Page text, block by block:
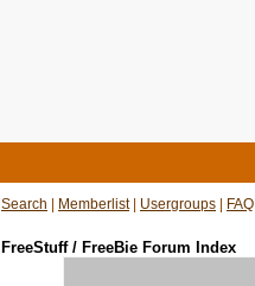
Search Memberlist| Usergroups FAQ
FreeStuff / FreeBie Forum Index